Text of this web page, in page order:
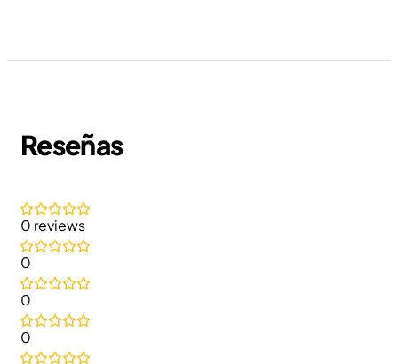
Reseñas
0 reviews
0
0
0